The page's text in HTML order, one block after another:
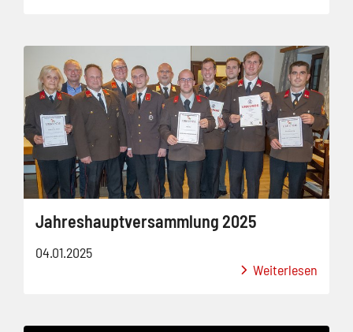
Jahreshauptversammlung 2025
04.01.2025
Weiterlesen